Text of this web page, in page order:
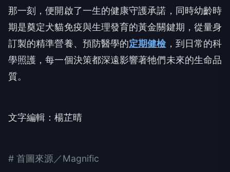
那一刻，便開啟了一生的健康守護承諾，同時幼齡時
期是奠定犬貓免疫與生理發育的黃金關鍵期，從量身
訂製的精準營養、預防醫學的定期健檢，到日常的科
學照護，每一個決策都深遠影響著牠們未來的生命品
質。
文字編輯：楊芷晴
# 首圖來源／Magnific